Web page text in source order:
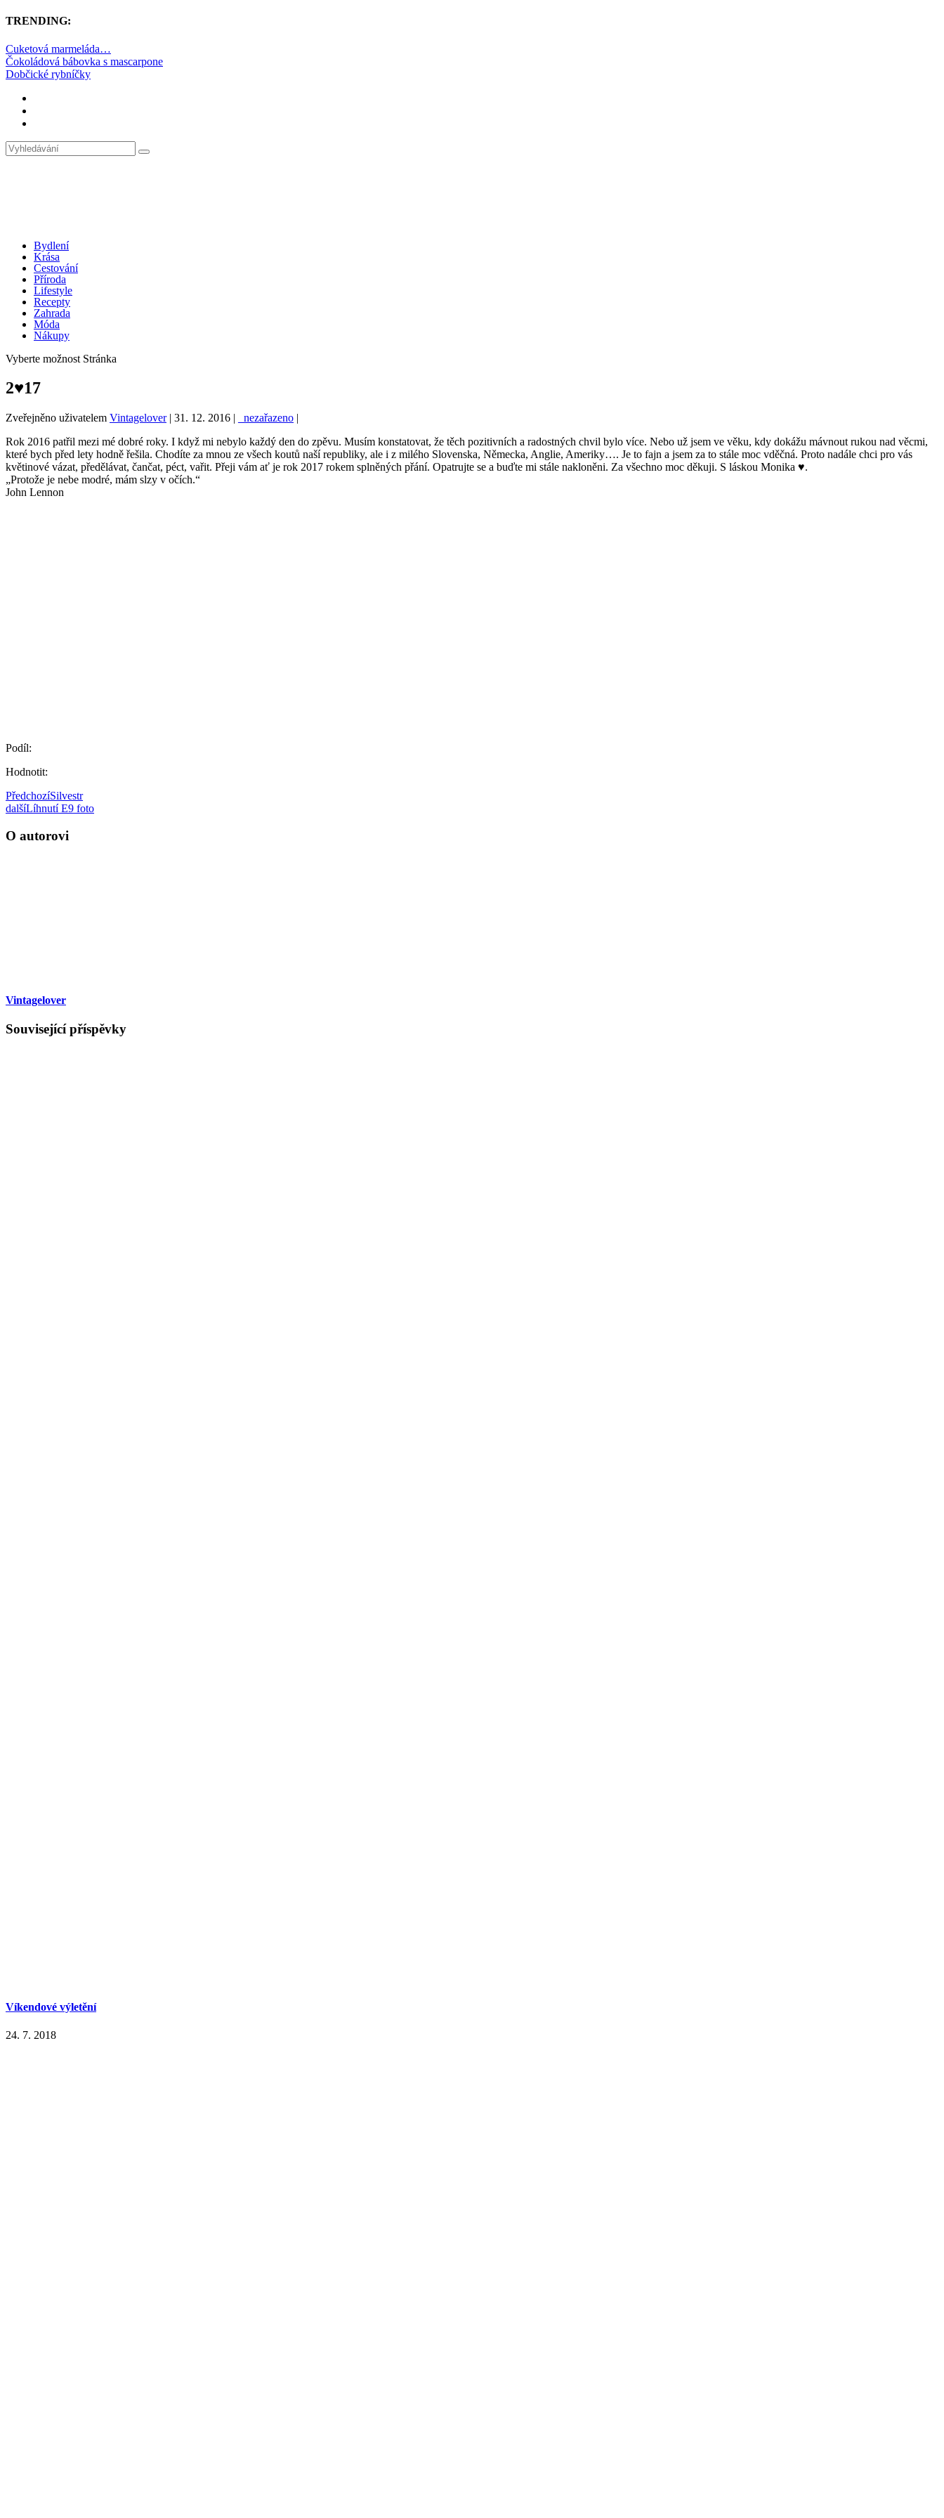
TRENDING:
Cuketová marmeláda…
Čokoládová bábovka s mascarpone
Dobčické rybníčky
Bydlení
Krása
Cestování
Příroda
Lifestyle
Recepty
Zahrada
Móda
Nákupy
Vyberte možnost Stránka
2♥17
Zveřejněno uživatelem Vintagelover| 31. 12. 2016 | _nezařazeno |
Rok 2016 patřil mezi mé dobré roky. I když mi nebylo každý den do zpěvu. Musím konstatovat, že těch pozitivních a radostných chvil bylo více. Nebo už jsem ve věku, kdy dokážu mávnout rukou nad věcmi,
které bych před lety hodně řešila. Chodíte za mnou ze všech koutů naší republiky, ale i z milého Slovenska, Německa, Anglie, Ameriky…. Je to fajn a jsem za to stále moc vděčná. Proto nadále chci pro vás
květinové vázat, předělávat, čančat, péct, vařit. Přeji vám ať je rok 2017 rokem splněných přání. Opatrujte se a buďte mi stále nakloněni. Za všechno moc děkuji. S láskou Monika ♥.
„Protože je nebe modré, mám slzy v očích.“
John Lennon
Podíl:
Hodnotit:
PředchozíSilvestr
dalšíLíhnutí E9 foto
O autorovi
Vintagelover
Související příspěvky
Víkendové výletění
24. 7. 2018